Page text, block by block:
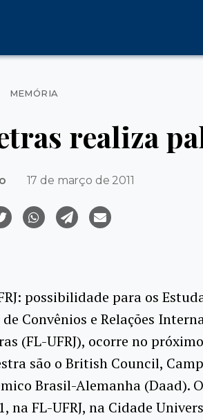
Categorias
MEMÓRIA
realiza
17 de março de 2011
possibilidade para os
Convênios e Relações
(FL-UFRJ), ocorre no
são o British Council,
Brasil-Alemanha (Daad).
na FL-UFRJ, na Cidade